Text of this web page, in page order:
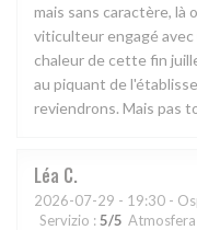
mais sans caractère, là
viticulteur engagé
chaleur de cette fin
au piquant de
reviendrons. Mais pas
Léa C
2026-07-29 - 19:30 -
Servizio : 5/5 Atmosfera